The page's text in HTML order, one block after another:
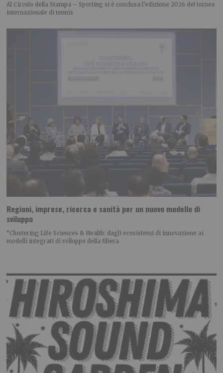
Al Circolo della Stampa – Sporting si è conclusa l’edizione 2026 del torneo
internazionale di tennis
Regioni, imprese, ricerca e sanità per un nuovo modello di
sviluppo
“Clustering Life Sciences & Health: dagli ecosistemi di innovazione ai
modelli integrati di sviluppo della filiera